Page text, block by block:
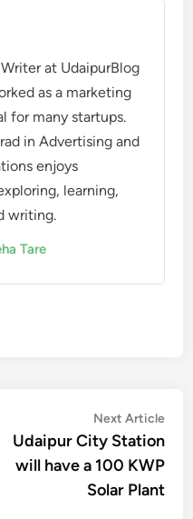
at UdaipurBlog
as a marketing
for many startups.
in Advertising and
enjoys
learning,
writing.
Tare
Next Article
Udaipur City Station
will have a 100 KWP
Solar Plant